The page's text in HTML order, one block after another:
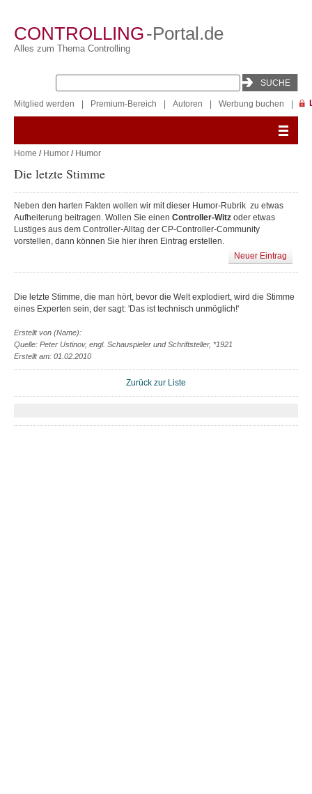
CONTROLLING-Portal.de
Alles zum Thema Controlling
Mitglied werden Premium-Bereich Autoren Werbung buchen
Home / Humor / Humor
Die letzte Stimme
Neben den harten Fakten wollen wir mit dieser Humor-Rubrik zu etwas
Aufheiterung beitragen. Wollen Sie einen Controller-Witz oder etwas
Lustiges aus dem Controller-Alltag der CP-Controller-Community
vorstellen, dann können Sie hier ihren Eintrag erstellen.
Neuer Eintrag
Die letzte Stimme, die man hört, bevor die Welt explodiert, wird die Stimme
eines Experten sein, der sagt: 'Das ist technisch unmöglich!'
Erstellt von (Name):
Quelle: Peter Ustinov, engl. Schauspieler und Schriftsteller, *1921
Erstellt am: 01.02.2010
Zurück zur Liste